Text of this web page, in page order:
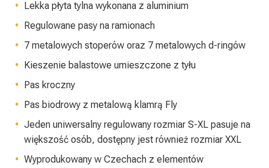
Lekka płyta tylna wykonana z aluminium
Regulowane pasy na ramionach
7 metalowych stoperów oraz 7 metalowych d-ringów
Kieszenie balastowe umieszczone z tyłu
Pas kroczny
Pas biodrowy z metalową klamrą Fly
Jeden uniwersalny regulowany rozmiar S-XL pasuje na
większość osób, dostępny jest również rozmiar XXL
Wyprodukowany w Czechach z elementów